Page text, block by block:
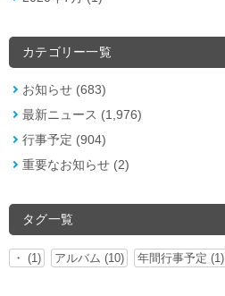
カテゴリー一覧
お知らせ (683)
最新ニュース (1,976)
行事予定 (904)
重要なお知らせ (2)
タグ一覧
・ (1) アルバム (10) 年間行事予定 (1)